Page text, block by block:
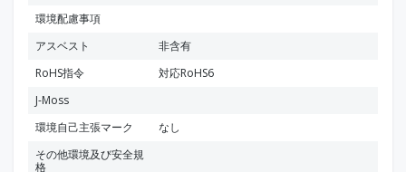
環境配慮事項
アスベスト
非含有
RoHS指令
対応RoHS6
J-Moss
環境自己主張マーク
なし
その他環境及び安全規
格